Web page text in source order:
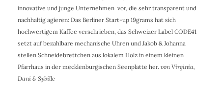
innovative und junge Unternehmen vor, die sehr transparent und
nachhaltig agieren: Das Berliner Start-up 19grams hat sich
hochwertigem Kaffee verschrieben, das Schweizer Label CODE41
setzt auf bezahlbare mechanische Uhren und Jakob & Johanna
stellen Schneidebrettchen aus lokalem Holz in einem kleinen
Pfarrhaus in der mecklenburgischen Seenplatte her. von Virginia,
Dani & Sybille